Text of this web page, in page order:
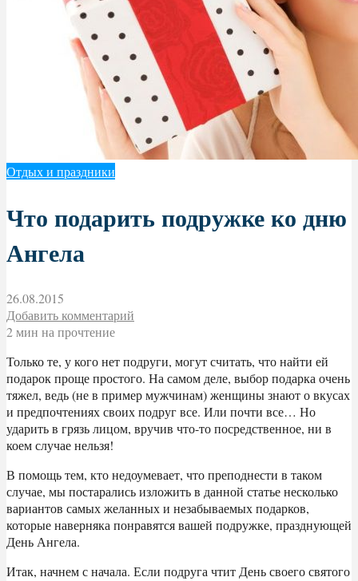
Отдых и праздники
Что подарить подружке ко дню
Ангела
26.08.2015
Добавить комментарий
2 мин на прочтение
Только те, у кого нет подруги, могут считать, что найти ей
подарок проще простого. На самом деле, выбор подарка очень
тяжел, ведь (не в пример мужчинам) женщины знают о вкусах
и предпочтениях своих подруг все. Или почти все… Но
ударить в грязь лицом, вручив что-то посредственное, ни в
коем случае нельзя!
В помощь тем, кто недоумевает, что преподнести в таком
случае, мы постарались изложить в данной статье несколько
вариантов самых желанных и незабываемых подарков,
которые наверняка понравятся вашей подружке, празднующей
День Ангела.
Итак, начнем с начала. Если подруга чтит День своего святого